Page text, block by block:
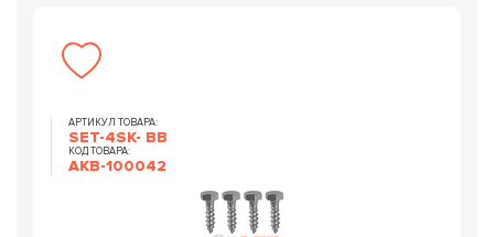
АРТИКУЛ ТОВАРА:
SET-4SK- BB
КОД ТОВАРА:
AKB-100042